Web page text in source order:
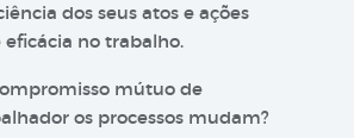
dos seus atos e ações
eficácia no trabalho.
mútuo de
os processos mudam?